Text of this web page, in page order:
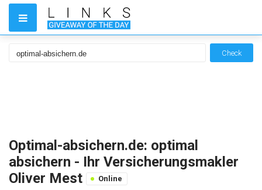
Check
Optimal-absichern.de: optimal
absichern - Ihr Versicherungsmakler
Oliver Mest
Online